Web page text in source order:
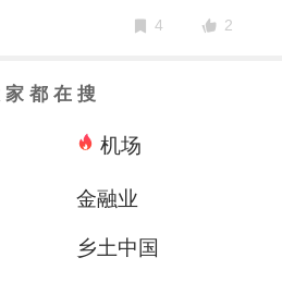
4 2
家 都 在 搜
机场
金融业
乡土中国